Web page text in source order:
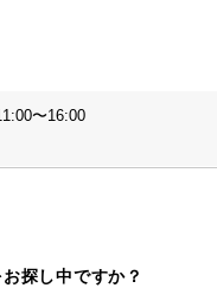
〜16:00
探し中ですか？